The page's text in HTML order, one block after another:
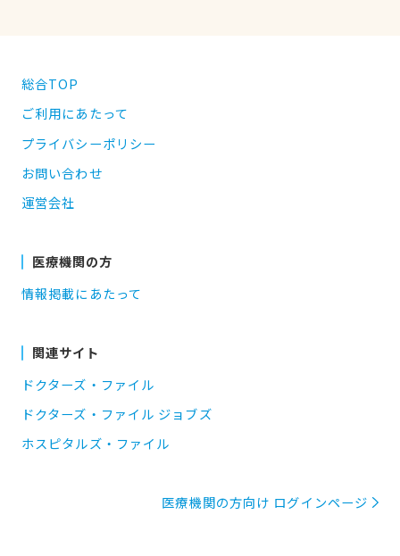
総合TOP
ご利用にあたって
プライバシーポリシー
お問い合わせ
運営会社
医療機関の方
情報掲載にあたって
関連サイト
ドクターズ・ファイル
ドクターズ・ファイル ジョブズ
ホスピタルズ・ファイル
医療機関の方向け ログインページ